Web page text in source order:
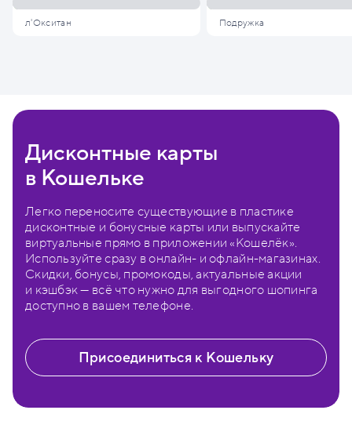
л'Окситан Подружка
Дисконтные карты
в Кошельке
Легко переносите существующие в пластике
дисконтные и бонусные карты или выпускайте
виртуальные прямо в приложении «Кошелёк».
Используйте сразу в онлайн- и офлайн-магазинах.
Скидки, бонусы, промокоды, актуальные акции
и кэшбэк — всё что нужно для выгодного шопинга
доступно в вашем телефоне.
Присоединиться к Кошельку